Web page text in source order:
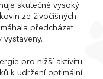
skutečně vysoký
ze živočišných
předcházet
vystaveny.
pro nižší aktivitu
k udržení optimální